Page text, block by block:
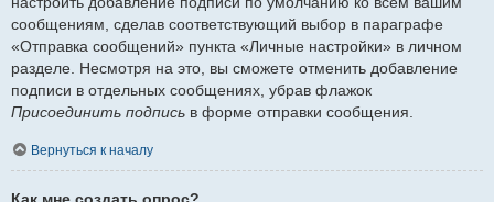
сообщениям, сделав соответствующий выбор в параграфе
«Отправка сообщений» пункта «Личные настройки» в личном
разделе. Несмотря на это, вы сможете отменить добавление
подписи в отдельных сообщениях, убрав флажок
Присоединить подпись в форме отправки сообщения.
Вернуться к началу